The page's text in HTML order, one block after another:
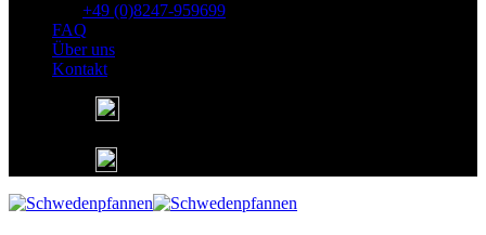
+49 (0)8247-959699
FAQ
Über uns
Kontakt